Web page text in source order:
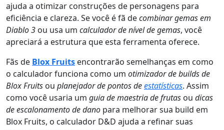
ajuda a otimizar construções de personagens para
eficiência e clareza. Se você é fã decombinar gemas em
Diablo 3 ou usa um calculador de nível de gemas, você
apreciará a estrutura que esta ferramenta oferece.
Fãs de Blox Fruits encontrarão semelhanças em como
o calculador funciona como um otimizador de builds de
Blox Fruits ou planejador de pontos deestatísticas. Assim
como você usaria um guia de maestria de frutas ou dicas
de escalonamento de dano para melhorar sua build em
Blox Fruits, o calculador D&D ajuda a refinar suas